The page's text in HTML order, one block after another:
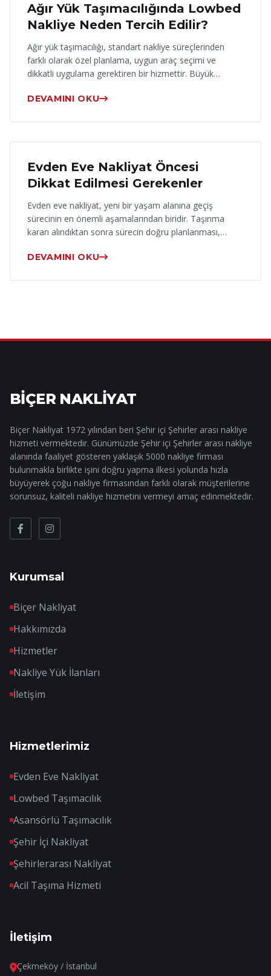
Ağır Yük Taşımacılığında Lowbed
Nakliye Neden Tercih Edilir?
Ağır yük taşımacılığı, standart nakliye süreçlerinden
farklı olarak özel planlama, uygun araç seçimi ve
dikkatli uygulama gerektiren bir hizmettir. Büyük…
DEVAMINI OKU
16 Haziran 2026
Evden Eve Nakliyat Öncesi
Dikkat Edilmesi Gerekenler
Evden eve nakliyat, yeni bir yaşam alanına geçiş
sürecinin en önemli aşamalarından biridir. Taşınma
kararı alındıktan sonra sürecin doğru planlanması,…
DEVAMINI OKU
BİÇER NAKLİYAT
Biçer Nakliyat 1972 yılından beri Şehir içi Şehirler arası nakliye
hizmeti vermektedir. Günümüzde Şehir içi Şehirler arası nakliye
alanında faaliyet gösteren yaklaşık 5000 nakliye firması
bulunmakla birlikte işini doğru yapma ilkesi yolunda hızla
büyüyerek çoğu nakliye firmasından farklı olarak müşterilerine
sorunsuz, kaliteli nakliye hizmetini vermeyi amaç edinmektedir.
Kurumsal
Biçer Nakliyat
Hakkımızda
Hizmetler
Nakliye Yük İlanları
İletişim
Hizmetlerimiz
Evden Eve Nakliyat
Lowbed Taşımacılık
Asansörlü Taşımacılık
Şehir İçi Nakliyat
Şehirlerarası Nakliyat
Acil Taşıma Hizmeti
İletişim
Çekmeköy / İstanbul